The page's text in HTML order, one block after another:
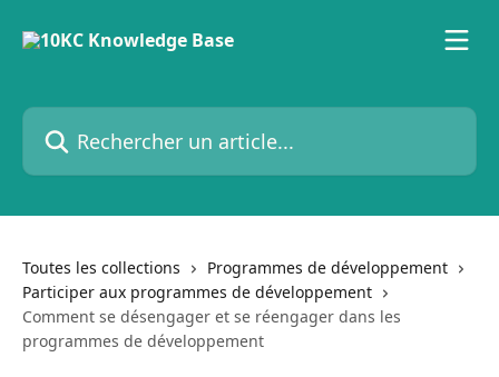
Rechercher un article...
Toutes les collections
Programmes de développement
Participer aux programmes de développement
Comment se désengager et se réengager dans les
programmes de développement